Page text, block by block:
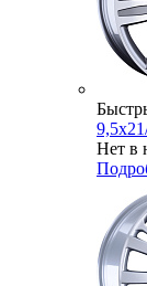
Нет в